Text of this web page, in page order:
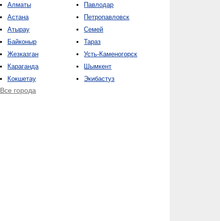
Алматы
Астана
Атырау
Байконыр
Жезказган
Караганда
Кокшетау
Павлодар
Петропавловск
Семей
Тараз
Усть-Каменогорск
Шымкент
Экибастуз
Все города